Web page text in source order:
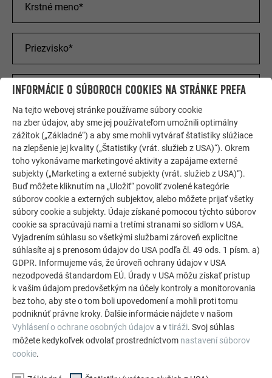
Land
INFORMÁCIE O SÚBOROCH COOKIES NA STRÁNKE PREFA
Na tejto webovej stránke používame súbory cookie
na zber údajov, aby sme jej používateľom umožnili optimálny
zážitok („Základné“) a aby sme mohli vytvárať štatistiky slúžiace
na zlepšenie jej kvality („Štatistiky (vrát. služieb z USA)“). Okrem
toho vykonávame marketingové aktivity a zapájame externé
subjekty („Marketing a externé subjekty (vrát. služieb z USA)“).
Buď môžete kliknutím na „Uložiť“ povoliť zvolené kategórie
súborov cookie a externých subjektov, alebo môžete prijať všetky
súbory cookie a subjekty. Údaje získané pomocou týchto súborov
cookie sa spracúvajú nami a tretími stranami so sídlom v USA.
Vyjadrením súhlasu so všetkými službami zároveň explicitne
súhlasíte aj s prenosom údajov do USA podľa čl. 49 ods. 1 písm. a)
GDPR. Informujeme vás, že úroveň ochrany údajov v USA
nezodpovedá štandardom EÚ. Úrady v USA môžu získať prístup
k vašim údajom predovšetkým na účely kontroly a monitorovania
bez toho, aby ste o tom boli upovedomení a mohli proti tomu
podniknúť právne kroky. Ďalšie informácie nájdete v našom
Vyhlásení o ochrane osobných údajova vtiráži. Svoj súhlas
môžete kedykoľvek odvolať prostredníctvom nastavení súborov
cookie.